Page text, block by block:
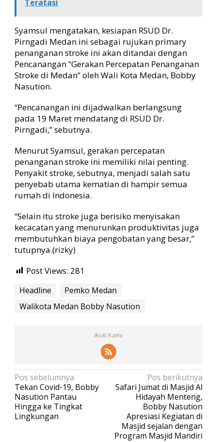
Teratasi
Syamsul mengatakan, kesiapan RSUD Dr.
Pirngadi Medan ini sebagai rujukan primary
penanganan stroke ini akan ditandai dengan
Pencanangan “Gerakan Percepatan Penanganan
Stroke di Medan” oleh Wali Kota Medan, Bobby
Nasution.
“Pencanangan ini dijadwalkan berlangsung
pada 19 Maret mendatang di RSUD Dr.
Pirngadi,” sebutnya.
Menurut Syamsul, gerakan percepatan
penanganan stroke ini memiliki nilai penting.
Penyakit stroke, sebutnya, menjadi salah satu
penyebab utama kematian di hampir semua
rumah di Indonesia.
“Selain itu stroke juga berisiko menyisakan
kecacatan yang menurunkan produktivitas juga
membutuhkan biaya pengobatan yang besar,”
tutupnya.(rizky)
Post Views: 281
Headline
Pemko Medan
Walikota Medan Bobby Nasution
Ikuti Kami
N
a
v
i
Pos sebelumnya
Tekan Covid-19, Bobby
Nasution Pantau
Hingga ke Tingkat
Lingkungan
Pos berikutnya
Safari Jumat di Masjid Al
Hidayah Menteng,
Bobby Nasution
Apresiasi Kegiatan di
Masjid sejalan dengan
Program Masjid Mandiri